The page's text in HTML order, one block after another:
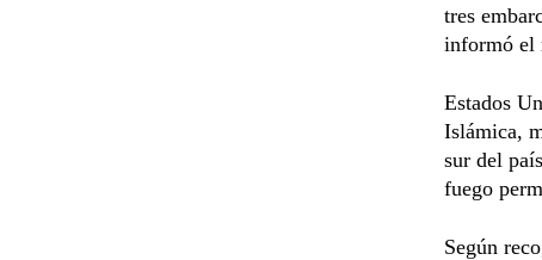
tres
informó el
Estados
Islámica,
sur del
fuego
Según